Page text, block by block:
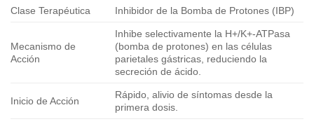
Clase Terapéutica Inhibidor de la Bomba de Protones (IBP)
Mecanismo de
Acción
Inhibe selectivamente la H+/K+-ATPasa
(bomba de protones) en las células
parietales gástricas, reduciendo la
secreción de ácido.
Inicio de Acción
Rápido, alivio de síntomas desde la
primera dosis.